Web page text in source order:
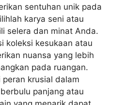
sentuhan unik pada
karya seni atau
selera dan minat Anda.
koleksi kesukaan atau
nuansa yang lebih
pada ruangan.
krusial dalam
panjang atau